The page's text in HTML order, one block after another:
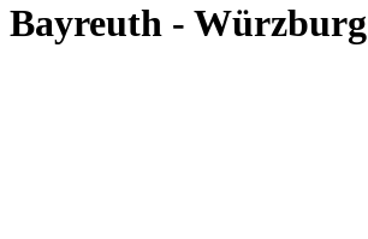
Bayreuth - Würzburg